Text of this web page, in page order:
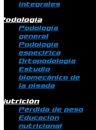
integrales
Podología
general
Podología
específica
Ortopodología
Estudio
biomecánico de
la pisada
Pérdida de peso
Educación
nutricional